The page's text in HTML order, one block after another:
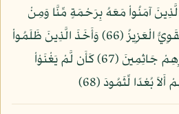
آمَنُواْ مَعَهُ بِرَحْمَةٍ مِّنَّا وَمِنْ
خِزْيِ يَوْمِئِذٍ إِنَّ رَبَّكَ هُوَ الْقَوِيُّ الْعَزِيزُ (66) وَأَخَذَ الَّذِينَ ظَلَمُواْ
الصَّيْحَةُ فَأَصْبَحُواْ فِي دِيَارِهِمْ جَاثِمِينَ (67) كَأَن لَّمْ يَغْنَوْاْ
بُعْدًا لِّثَمُودَ (68)